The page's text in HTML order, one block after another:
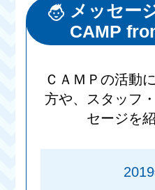
メッセー
CAMP
ＣＡＭＰの活動
方や、スタッフ
セージを